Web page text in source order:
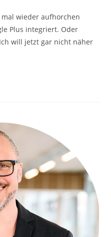
mal wieder aufhorchen
Plus integriert. Oder
will jetzt gar nicht näher